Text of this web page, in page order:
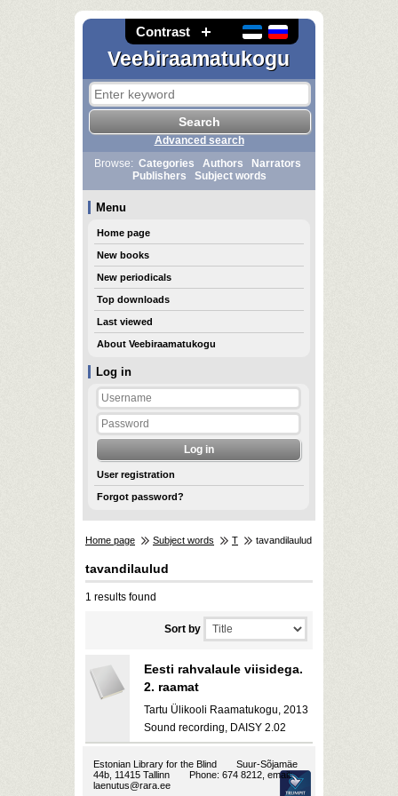
Contrast
Veebiraamatukogu
Log in
User registration
Forgot password?
Advanced search
Browse: Categories Authors
Narrators
Publishers
Subject words
Menu
Home page
New books
New periodicals
Top downloads
Last viewed
About Veebiraamatukogu
Home page Subject words T tavandilaulud
tavandilaulud
1 results found
Sort by
Eesti rahvalaule viisidega.
2. raamat
Tartu Ülikooli Raamatukogu, 2013
Sound recording, DAISY 2.02
Estonian Library for the Blind
Suur-Sõjamäe
44b, 11415 Tallinn
Phone: 674 8212, email:
laenutus@rara.ee